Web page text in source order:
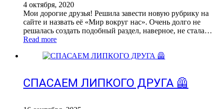
4 октября, 2020
Мои дорогие друзья! Решила завести новую рубрику на
сайте и назвать её «Мир вокруг нас». Очень долго не
решалась создать подобный раздел, наверное, не стала…
Read more
СПАСАЕМ ЛИПКОГО ДРУГА 🦺